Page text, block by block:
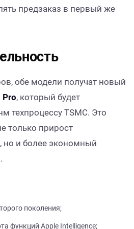
предзаказ в первый же
обе модели получат новый
Pro, который будет
техпроцессу TSMC. Это
только прирост
но и более экономный
поколения;
функций Apple Intelligence;